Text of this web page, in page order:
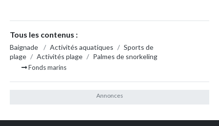
Tous les contenus :
Baignade / Activités aquatiques / Sports de
plage / Activités plage / Palmes de snorkeling
Fonds marins